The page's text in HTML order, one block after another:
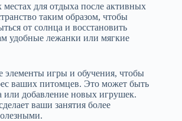
для отдыха после активных
таким образом, чтобы
от солнца и восстановить
удобные лежанки или мягкие
элементы игры и обучения, чтобы
ваших питомцев. Это может быть
или добавление новых игрушек.
ваши занятия более